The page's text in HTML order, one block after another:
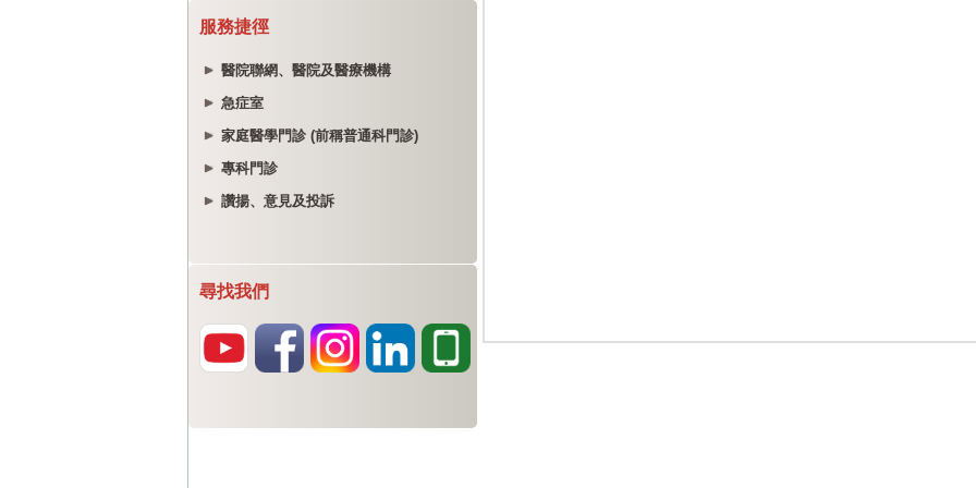
服務捷徑
醫院聯網、醫院及醫療機構
急症室
家庭醫學門診 (前稱普通科門診)
專科門診
讚揚、意見及投訴
尋找我們